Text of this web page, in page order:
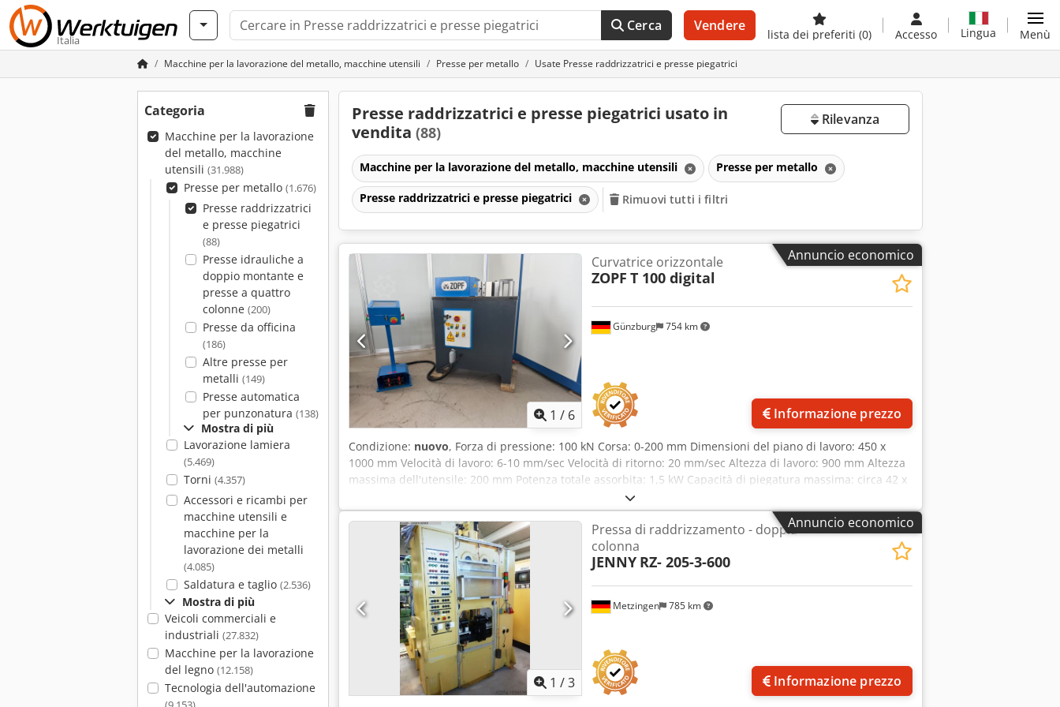
Italia
Cerca Vendere
lista dei preferiti (0) Accesso Lingua Menù
Macchine per la lavorazione del metallo, macchine utensili Presse per metallo Usate Presse raddrizzatrici e presse piegatrici
Categoria
Macchine per la lavorazione
del metallo, macchine
utensili (31.988)
Presse per metallo (1.676)
Presse raddrizzatrici
e presse piegatrici
(88)
Presse idrauliche a
doppio montante e
presse a quattro
colonne (200)
Presse da officina
(186)
Altre presse per
metalli (149)
Presse automatica
per punzonatura (138)
Mostra di più
Lavorazione lamiera
(5.469)
Torni (4.357)
Accessori e ricambi per
macchine utensili e
macchine per la
lavorazione dei metalli
(4.085)
Saldatura e taglio (2.536)
Mostra di più
Veicoli commerciali e
industriali (27.832)
Macchine per la lavorazione
del legno (12.158)
Tecnologia dell'automazione
Presse raddrizzatrici e presse piegatrici usato in
vendita (88)
Rilevanza
Macchine per la lavorazione del metallo, macchine utensili Presse per metallo
Presse raddrizzatrici e presse piegatrici Rimuovi tutti i filtri
Annuncio economico
1 / 6
Günzburg 754 km
Curvatrice orizzontale
ZOPF T 100 digital
Informazione prezzo
Condizione: nuovo, Forza di pressione: 100 kN Corsa: 0-200 mm Dimensioni del piano di lavoro: 450 x
1000 mm Velocità di lavoro: 6-10 mm/sec Velocità di ritorno: 20 mm/sec Altezza di lavoro: 900 mm Altezza
massima dell'utensile: 200 mm Potenza totale assorbita: 1,5 kW Capacità di piegatura massima: circa 42 x
3,2 mm Capacità di piegatura: 150 x 10 mm Peso: 320 kg Dimensioni: 1010 x 480 x 1120 mm *Modello
speciale con possibilità di conversione per il funzionamento a due mani* Dcodpfxezr Rp Do Afdok
Accessori: - Pedale - Inclusa indicazione digitale - Incluso perno di piegatura senza punzone - Incluso
alloggiamento per utensili per matrici - Inclusa matrice a V V 63 - Incluso punzone R 5
Annuncio economico
1 /3
Metzingen 785 km
Pressa di raddrizzamento - doppia
colonna
JENNY RZ- 205-3-600
Informazione prezzo